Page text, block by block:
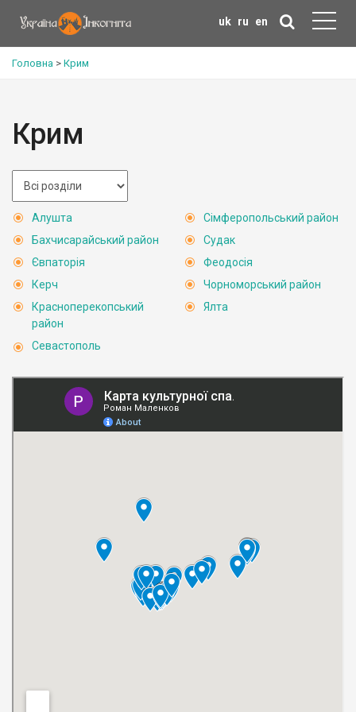
uk ru en
Головна > Крим
Крим
Алушта
Бахчисарайський район
Євпаторія
Керч
Красноперекопський
район
Севастополь
Сімферопольський район
Судак
Феодосія
Чорноморський район
Ялта